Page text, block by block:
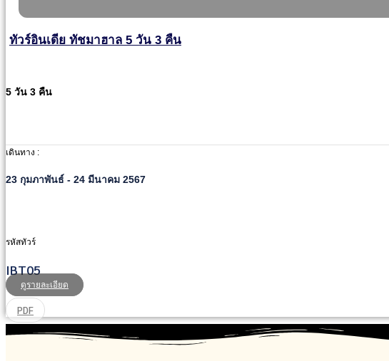
ทัวร์อินเดีย ทัชมาฮาล 5 วัน 3 คืน
5 วัน 3 คืน
เดินทาง :
23 กุมภาพันธ์ - 24 มีนาคม 2567
รหัสทัวร์
IBT05
ดูรายละเอียด
PDF